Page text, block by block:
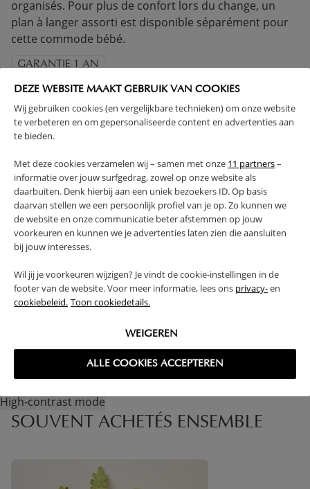
DEZE WEBSITE MAAKT GEBRUIK VAN COOKIES
Wij gebruiken cookies (en vergelijkbare technieken) om onze website
te verbeteren en om gepersonaliseerde content en advertenties aan
te bieden.
Met deze cookies verzamelen wij – samen met onze 11 partners–
informatie over jouw surfgedrag, zowel op onze website als
daarbuiten. Denk hierbij aan een uniek bezoekers ID. Op basis
daarvan stellen we een persoonlijk profiel van je op. Zo kunnen we
de website en onze communicatie beter afstemmen op jouw
voorkeuren en kunnen we je advertenties laten zien die aansluiten
bij jouw interesses.
Wil jij je voorkeuren wijzigen? Je vindt de cookie-instellingen in de
footer van de website. Voor meer informatie, lees ons privacy-en
cookiebeleid. Toon cookiedetails.
WEIGEREN
ALLE COOKIES ACCEPTEREN
organisés. Pour plus de confort lors du change, un
plan à langer assorti est disponible séparément pour
cette commode bébé.
GARANTIE 1 AN
CONFORME À LA CERTIFICATION UE
(Lire la suite)
AVERTISSEMENT
CARACTÉRISTIQUES
AVANTAGES DE CE PRODUIT
FAQ
High-contrast mode
SOUVENT ACHETÉS ENSEMBLE